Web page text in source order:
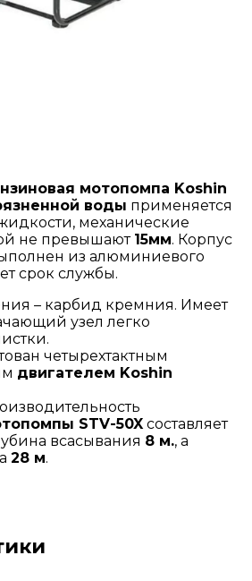
мотопомпа Koshin
воды применяется
механические
не превышают 15мм. Корпус
из алюминиевого
срок службы.
– карбид кремния. Имеет
узел легко
четырехтактным
двигателем Koshin
STV-50X составляет
всасывания 8 м., а
28 м.